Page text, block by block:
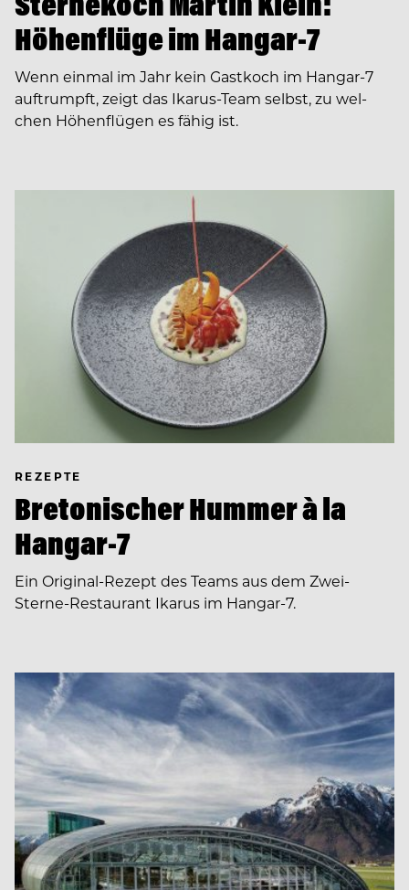
Höhenflüge im Hangar-7
Wenn einmal im Jahr kein Gast­koch im Hangar­-7
auftrumpft, zeigt das Ikarus­-Team selbst, zu wel­
chen Höhenflü­gen es fähig ist.
REZEPTE
Bretonischer Hummer à la
Hangar-7
Ein Original-Rezept des Teams aus dem Zwei-
Sterne-Restaurant Ikarus im Hangar-7.